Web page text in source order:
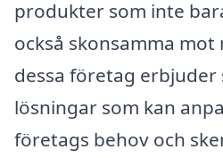
produkter som inte
också skonsamma
dessa företag erbjuder
lösningar som kan
företags behov och